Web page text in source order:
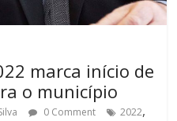
marca início de
o município
0 Comment 2022,